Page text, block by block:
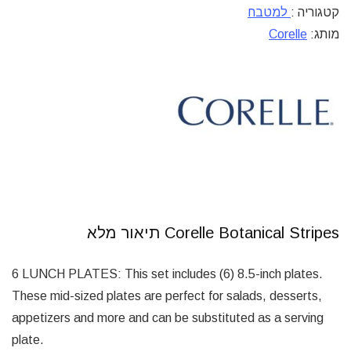
קטגוריה : למטבח
מותג: Corelle
Corelle Botanical Stripes תיאור מלא
6 LUNCH PLATES: This set includes (6) 8.5-inch plates.
These mid-sized plates are perfect for salads, desserts,
appetizers and more and can be substituted as a serving
plate.